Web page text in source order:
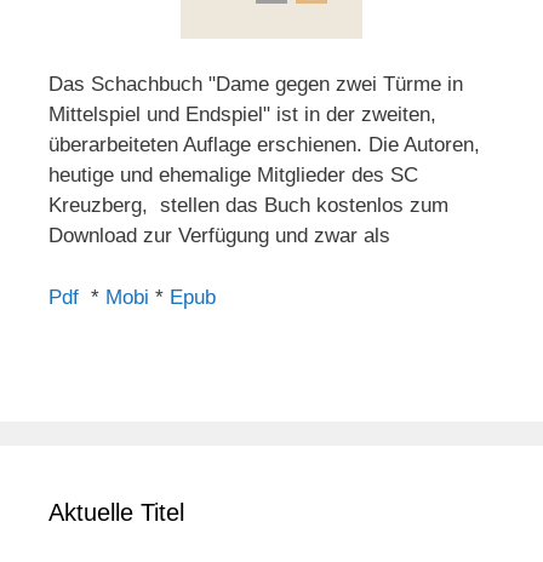
Das Schachbuch "Dame gegen zwei Türme in
Mittelspiel und Endspiel" ist in der zweiten,
überarbeiteten Auflage erschienen. Die Autoren,
heutige und ehemalige Mitglieder des SC
Kreuzberg, stellen das Buch kostenlos zum
Download zur Verfügung und zwar als
Pdf * Mobi * Epub
Aktuelle Titel